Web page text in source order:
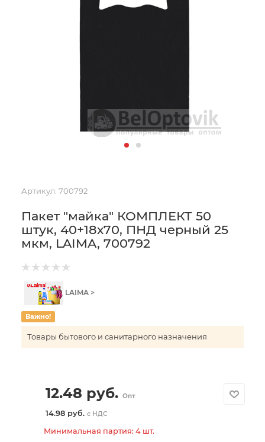
Артикул: 700792
Пакет "майка" КОМПЛЕКТ 50
штук, 40+18х70, ПНД черный 25
мкм, LAIMA, 700792
LAIMA >
Важно!
Товары бытового и санитарного назначения
12.48 руб. Опт
14.98 руб. с НДС
Минимальная партия: 4 шт.